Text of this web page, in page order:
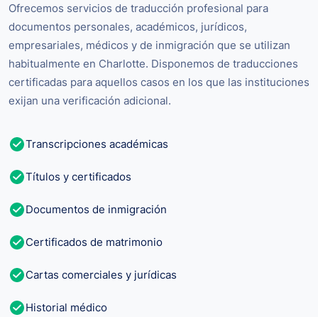
Ofrecemos servicios de traducción profesional para
documentos personales, académicos, jurídicos,
empresariales, médicos y de inmigración que se utilizan
habitualmente en Charlotte. Disponemos de traducciones
certificadas para aquellos casos en los que las instituciones
exijan una verificación adicional.
Transcripciones académicas
Títulos y certificados
Documentos de inmigración
Certificados de matrimonio
Cartas comerciales y jurídicas
Historial médico